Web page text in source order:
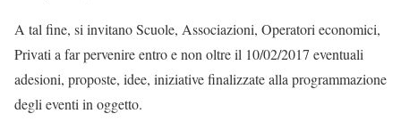
A tal fine, si invitano Scuole, Associazioni, Operatori economici,
Privati a far pervenire entro e non oltre il 10/02/2017 eventuali
adesioni, proposte, idee, iniziative finalizzate alla programmazione
degli eventi in oggetto.